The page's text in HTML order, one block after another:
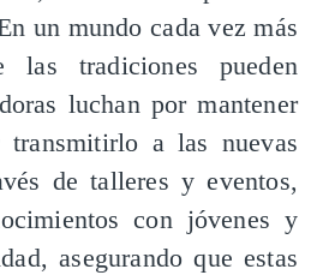
un mundo cada vez más
las tradiciones pueden
luchan por mantener
a las nuevas
de talleres y eventos,
con jóvenes y
asegurando que estas